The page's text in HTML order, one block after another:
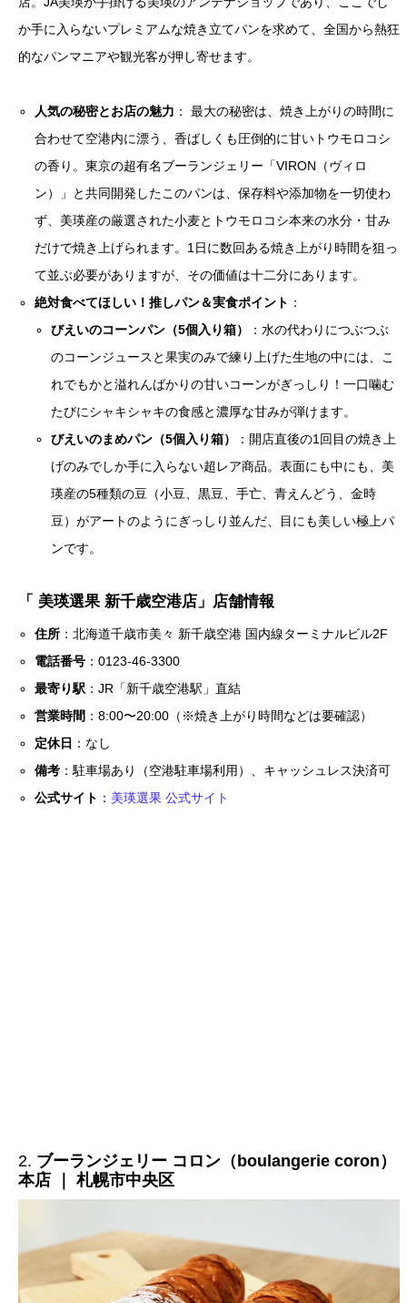
か手に入らないプレミアムな焼き立てパンを求めて、全国から熱狂
的なパンマニアや観光客が押し寄せます。
人気の秘密とお店の魅力 ： 最大の秘密は、焼き上がりの時間に
合わせて空港内に漂う、香ばしくも圧倒的に甘いトウモロコシ
の香り。東京の超有名ブーランジェリー「VIRON（ヴィロ
ン）」と共同開発したこのパンは、保存料や添加物を一切使わ
ず、美瑛産の厳選された小麦とトウモロコシ本来の水分・甘み
だけで焼き上げられます。1日に数回ある焼き上がり時間を狙っ
て並ぶ必要がありますが、その価値は十二分にあります。
絶対食べてほしい！推しパン＆実食ポイント ：
びえいのコーンパン（5個入り箱）
：水の代わりにつぶつぶ
のコーンジュースと果実のみで練り上げた生地の中には、こ
れでもかと溢れんばかりの甘いコーンがぎっしり！一口噛む
たびにシャキシャキの食感と濃厚な甘みが弾けます。
びえいのまめパン（5個入り箱）
：開店直後の1回目の焼き上
げのみでしか手に入らない超レア商品。表面にも中にも、美
瑛産の5種類の豆（小豆、黒豆、手亡、青えんどう、金時
豆）がアートのようにぎっしり並んだ、目にも美しい極上パ
ンです。
「 美瑛選果 新千歳空港店」店舗情報
住所 ：北海道千歳市美々 新千歳空港 国内線ターミナルビル2F
電話番号 ：0123-46-3300
最寄り駅 ：JR「新千歳空港駅」直結
営業時間 ：8:00〜20:00（※焼き上がり時間などは要確認）
定休日 ：なし
備考 ：駐車場あり（空港駐車場利用）、キャッシュレス決済可
公式サイト ： 美瑛選果 公式サイト
2. ブーランジェリー コロン（boulangerie coron）
本店 ｜ 札幌市中央区